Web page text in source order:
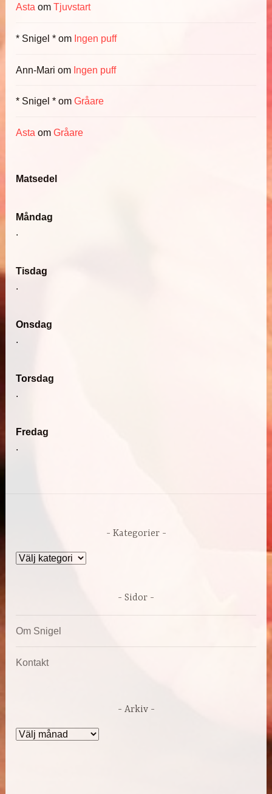
Asta omTjuvstart
* Snigel * om Ingen puff
Ann-Mari om Ingen puff
* Snigel * omGråare
Asta omGråare
Matsedel
Måndag
.
Tisdag
.
Onsdag
.
Torsdag
.
Fredag
.
Kategorier
Kategorier
Sidor
Om Snigel
Kontakt
Arkiv
Arkiv